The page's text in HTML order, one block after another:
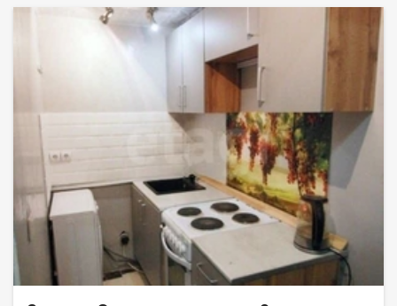
линолеум, новые радиаторы отопления. Чистый подъезд, во
дворе детская площадка. Развитая инфраструктура в
шаговой доступности: школа, детский сад, футбольный
стадион, магазины, остановка общественного транспорта
*Пермская*. До станции метро *Площадь Маркса* 5
остановок. Чистая продажа!1 взрослый собственник, более 5
лет в собственности, без обременений и занижений. Отличный
вариант как для собственного проживания, так и для сдачи в
аренду! Звоните, записывайтесь на просмотр! Возможен
обмен на вашу недвижимость. Возможна продажа в
рассрочку. При звонке, пожалуйста, сообщите номер
варианта - JV002054180178.